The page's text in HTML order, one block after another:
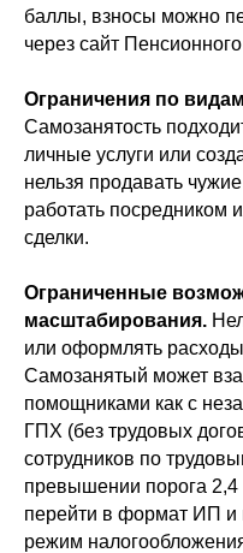
баллы, взносы можно
через сайт
Ограничения по
Самозанятость
личные услуги или
нельзя продавать
работать посредником
сделки.
Ограниченные
масштабирования.
или оформлять
Самозанятый может
помощниками как с
ГПХ (без трудовых
сотрудников по
превышении порога
перейти в формат ИП и
режим